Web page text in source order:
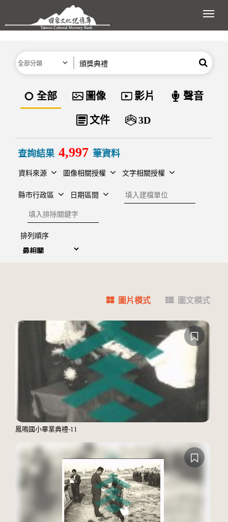
跳到主要內容區塊
展
分類 搜尋
資料類型
全部 圖像 影片 聲音
文件 3D
查詢結果 4,997 筆資料
資料來源 圖像相關授權 文字相關授權
縣市行政區 日期區間
建檔單位
排除關鍵字
排列順序
圖片模式 圖文模式
鳳鳴國小畢業典禮-11